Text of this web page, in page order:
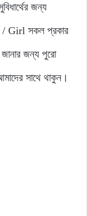
জন্য
Girl সকল প্রকার
জন্য পুরো
সাথে থাকুন।